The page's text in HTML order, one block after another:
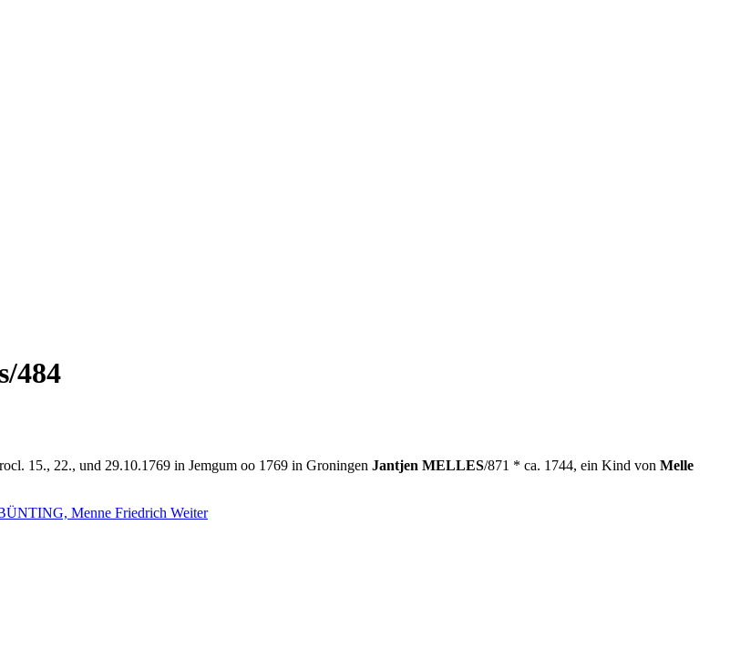
484
15., 22., und 29.10.1769 in Jemgum oo 1769 in Groningen Jantjen MELLES/871 * ca. 1744, ein Kind von Melle
Menne Friedrich Weiter